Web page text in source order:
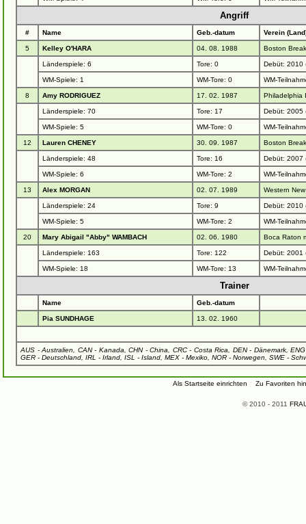
Angriff
# Name Geb.-datum Verein
5 Kelley O'HARA 04. 08. 1988 Boston
Länderspiele: 6 Tore: 0 Debüt: 2010
WM-Spiele: 1 WM-Tore: 0 WM-
8 Amy RODRIGUEZ 17. 02. 1987 Philadelphia
Länderspiele: 70 Tore: 17 Debüt: 2005
WM-Spiele: 5 WM-Tore: 0 WM-
12 Lauren CHENEY 30. 09. 1987 Boston
Länderspiele: 48 Tore: 16 Debüt: 2007
WM-Spiele: 6 WM-Tore: 2 WM-
13 Alex MORGAN 02. 07. 1989 Western
Länderspiele: 24 Tore: 9 Debüt: 2010
WM-Spiele: 5 WM-Tore: 2 WM-
20 Mary Abigail "Abby" WAMBACH 02. 06. 1980 Boca Raton
Länderspiele: 163 Tore: 122 Debüt: 2001
WM-Spiele: 18 WM-Tore: 13 WM-
Trainer
Name Geb.-datum
Pia SUNDHAGE 13. 02. 1960
AUS - Australien, CAN - Kanada, CHN - China, CRC - Costa Rica, DEN - Dänemark,
GER - Deutschland, IRL - Irland, ISL - Island, MEX - Mexiko, NOR - Norwegen, SWE -
Als Startseite einrichten Zu Favoriten
© 2010 - 2011